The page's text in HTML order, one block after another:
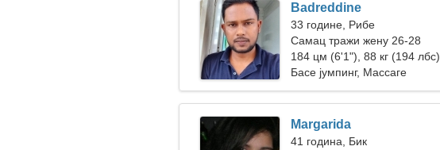
Badreddine
33 године, Рибе
Самац тражи жену 26-28
184 цм (6'1"), 88 кг (194 лбс)
Басе јумпинг, Массаге
Margarida
41 година, Бик